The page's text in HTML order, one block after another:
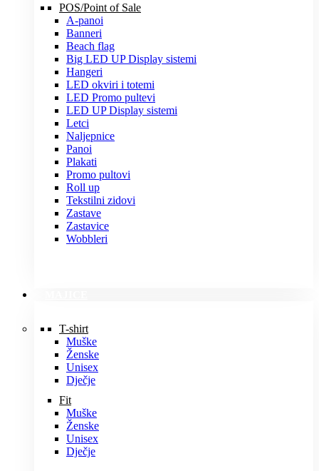
POS/Point of Sale
A-panoi
Banneri
Beach flag
Big LED UP Display sistemi
Hangeri
LED okviri i totemi
LED Promo pultevi
LED UP Display sistemi
Letci
Naljepnice
Panoi
Plakati
Promo pultovi
Roll up
Tekstilni zidovi
Zastave
Zastavice
Wobbleri
T-shirt
Muške
Ženske
Unisex
Dječje
Fit
Muške
Ženske
Unisex
Dječje